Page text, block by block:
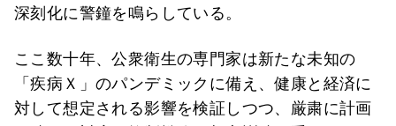
深刻化に警鐘を鳴らしている。
ここ数十年、公衆衛生の専門家は新たな未知の
「疾病Ｘ」のパンデミックに備え、健康と経済に
対して想定される影響を検証しつつ、厳粛に計画